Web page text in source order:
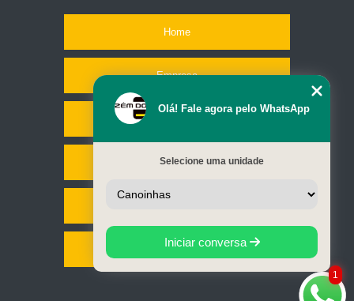
Home
Empresa
Serviços
Mapa do site
1
Olá! Fale agora pelo WhatsApp
Selecione uma unidade
Iniciar conversa